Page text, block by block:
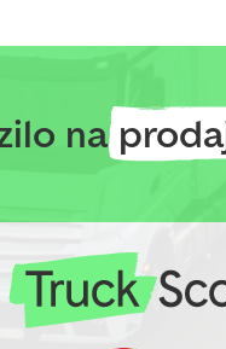
na